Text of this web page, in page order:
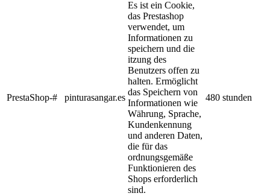
PrestaShop-# pinturasangar.es
Es ist ein Cookie,
das Prestashop
verwendet, um
Informationen zu
speichern und die
itzung des
Benutzers offen zu
halten. Ermöglicht
das Speichern von
Informationen wie
Währung, Sprache,
Kundenkennung
und anderen Daten,
die für das
ordnungsgemäße
Funktionieren des
Shops erforderlich
sind.
480 stunden